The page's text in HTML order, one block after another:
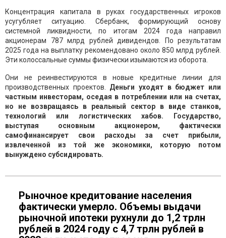
Концентрация капитала в руках государственных игроков
усугубляет ситуацию. Сбербанк, формирующий основу
системной ликвидности, по итогам 2024 года направил
акционерам 787 млрд рублей дивидендов. По результатам
2025 года на выплатку рекомендовано около 850 млрд рублей.
Эти колоссальные суммы физически изымаются из оборота.
Они не реинвестируются в новые кредитные линии для
производственных проектов. Деньги уходят в бюджет или
частным инвесторам, оседая в потреблении или на счетах,
но не возвращаясь в реальный сектор в виде станков,
технологий или логистических хабов. Государство,
выступая основным акционером, фактически
самофинансирует свои расходы за счет прибыли,
извлеченной из той же экономики, которую потом
вынуждено субсидировать.
Рыночное кредитование населения
фактически умерло. Объемы выдачи
рыночной ипотеки рухнули до 1,2 трлн
рублей в 2024 году с 4,7 трлн рублей в